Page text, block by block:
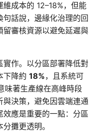
成本的 12–18%，但能
話說，邊緣化治理的回
審核資源以避免延遲與
實作。以分區部署降低對
下降約 18%，且系統可
味著生產線在高峰時段
與決策，避免因雲端連通
應是重要的一點：分區
攤更透明。